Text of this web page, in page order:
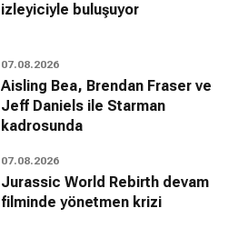
izleyiciyle buluşuyor
07.08.2026
Aisling Bea, Brendan Fraser ve
Jeff Daniels ile Starman
kadrosunda
07.08.2026
Jurassic World Rebirth devam
filminde yönetmen krizi